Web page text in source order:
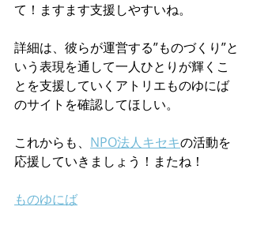
て！ますます支援しやすいね。
詳細は、彼らが運営する”ものづくり”と
いう表現を通して一人ひとりが輝くこ
とを支援していくアトリエものゆにば
のサイトを確認してほしい。
これからも、 NPO法人キセキの活動を
応援していきましょう！またね！
ものゆにば